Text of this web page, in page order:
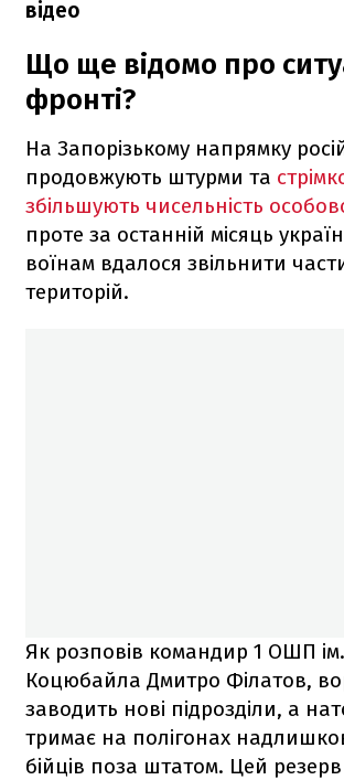
відео
Що ще відомо про
фронті?
На Запорізькому напрямку
продовжують штурми та
збільшують чисельність
проте за останній місяць
воїнам вдалося звільнити
територій.
Як розповів командир 1 ОШП
Коцюбайла Дмитро Філатов,
заводить нові підрозділи, а
тримає на полігонах
бійців поза штатом. Цей